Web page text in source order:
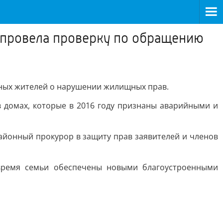
проверку по обращению
жителей о нарушении жилищных прав.
которые в 2016 году признаны аварийными и
прокурор в защиту прав заявителей и членов
семьи обеспечены новыми благоустроенными